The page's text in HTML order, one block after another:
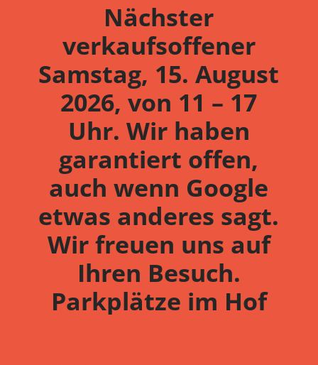
Nächster
verkaufsoffener
Samstag, 15. August
2026, von 11 – 17
Uhr. Wir haben
garantiert offen,
auch wenn Google
etwas anderes sagt.
Wir freuen uns auf
Ihren Besuch.
Parkplätze im Hof